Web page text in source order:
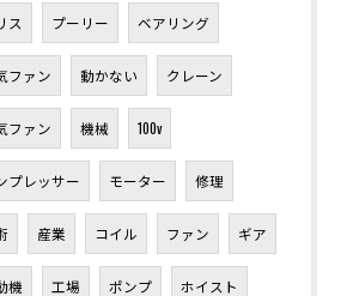
ス プーリー ベアリング
ファン 動かない クレーン
ファン 機械 100v
プレッサー モーター 修理
産業 コイル ファン ギア
機 工場 ポンプ ホイスト